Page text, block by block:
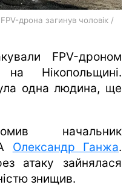
дрона загинув чоловік /
FPV-дроном
Нікопольщині.
одна людина, ще
начальник
Олександр Ганжа.
атаку зайнялася
знищив.